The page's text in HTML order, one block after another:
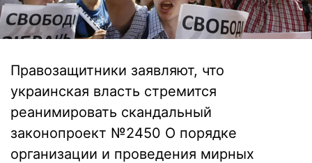
Правозащитники заявляют, что
украинская власть стремится
реанимировать скандальный
законопроект №2450 О порядке
организации и проведения мирных